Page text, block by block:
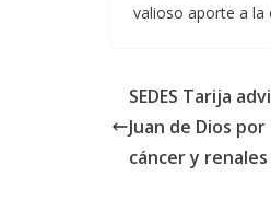
valioso aporte a la
SEDES Tarija
Juan de Dios
cáncer y renales